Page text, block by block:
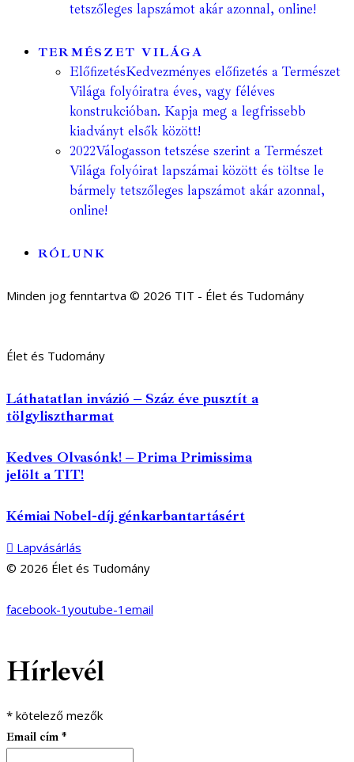
tetszőleges lapszámot akár azonnal, online!
TERMÉSZET VILÁGA
ElőfizetésKedvezményes előfizetés a Természet
Világa folyóiratra éves, vagy féléves
konstrukcióban. Kapja meg a legfrissebb
kiadványt elsők között!
2022Válogasson tetszése szerint a Természet
Világa folyóirat lapszámai között és töltse le
bármely tetszőleges lapszámot akár azonnal,
online!
RÓLUNK
Minden jog fenntartva © 2026 TIT - Élet és Tudomány
Élet és Tudomány
Láthatatlan invázió – Száz éve pusztít a
tölgylisztharmat
Kedves Olvasónk! – Prima Primissima
jelölt a TIT!
Kémiai Nobel-díj génkarbantartásért
Lapvásárlás
© 2026 Élet és Tudomány
facebook-1 youtube-1 email
Hírlevél
* kötelező mezők
Email cím *